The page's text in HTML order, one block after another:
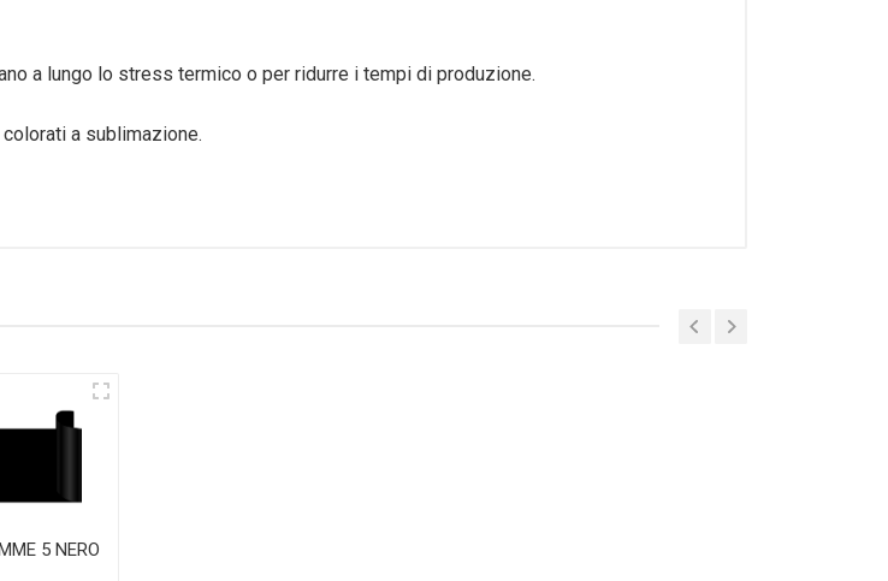
a lungo lo stress termico o per ridurre i tempi di produzione.
a sublimazione.
5 NERO